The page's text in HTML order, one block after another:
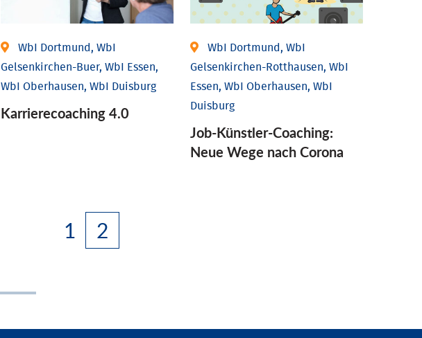
WbI Dortmund, WbI
Gelsenkirchen-Buer, WbI Essen,
WbI Oberhausen, WbI Duisburg
Karriere­coaching 4.0
WbI Dortmund, WbI
Gelsenkirchen-Rotthausen, WbI
Essen, WbI Oberhausen, WbI
Duisburg
Job-Künstler-Coaching:
Neue Wege nach Corona
1 2